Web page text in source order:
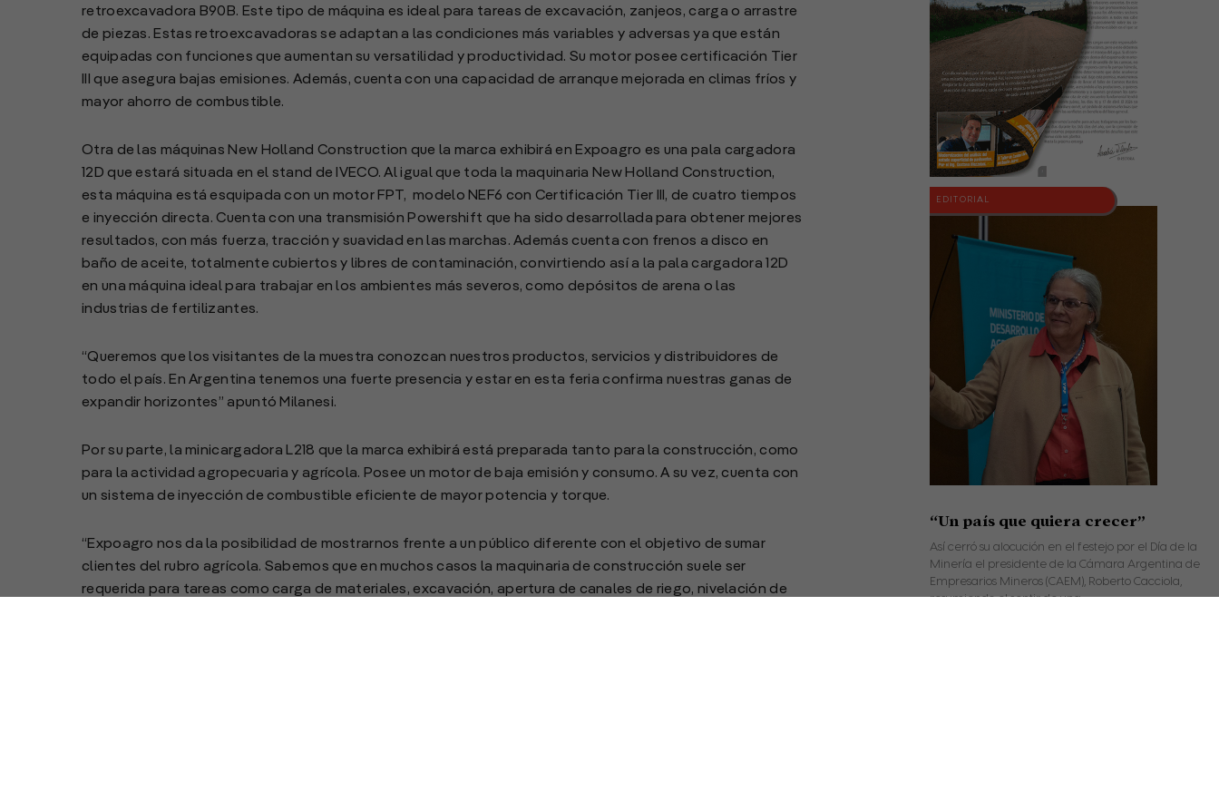
EDITORIAL
“Un país que quiera crecer”
Así cerró su alocución en el festejo por el Día de la
Minería el presidente de la Cámara Argentina de
Empresarios Mineros (CAEM), Roberto Cacciola,
resumiendo el sentir de una
retroexcavadora B90B. Este tipo de máquina es ideal para tareas de excavación, zanjeos, carga o arrastre
de piezas. Estas retroexcavadoras se adaptan a las condiciones más variables y adversas ya que están
equipadas con funciones que aumentan su versatilidad y productividad. Su motor posee certificación Tier
III que asegura bajas emisiones. Además, cuenta con una capacidad de arranque mejorada en climas fríos y
mayor ahorro de combustible.
Otra de las máquinas New Holland Construction que la marca exhibirá en Expoagro es una pala cargadora
12D que estará situada en el stand de IVECO. Al igual que toda la maquinaria New Holland Construction,
esta máquina está esquipada con un motor FPT, modelo NEF6 con Certificación Tier III, de cuatro tiempos
e inyección directa. Cuenta con una transmisión Powershift que ha sido desarrollada para obtener mejores
resultados, con más fuerza, tracción y suavidad en las marchas. Además cuenta con frenos a disco en
baño de aceite, totalmente cubiertos y libres de contaminación, convirtiendo así a la pala cargadora 12D
en una máquina ideal para trabajar en los ambientes más severos, como depósitos de arena o las
industrias de fertilizantes.
“Queremos que los visitantes de la muestra conozcan nuestros productos, servicios y distribuidores de
todo el país. En Argentina tenemos una fuerte presencia y estar en esta feria confirma nuestras ganas de
expandir horizontes” apuntó Milanesi.
Por su parte, la minicargadora L218 que la marca exhibirá está preparada tanto para la construcción, como
para la actividad agropecuaria y agrícola. Posee un motor de baja emisión y consumo. A su vez, cuenta con
un sistema de inyección de combustible eficiente de mayor potencia y torque.
“Expoagro nos da la posibilidad de mostrarnos frente a un público diferente con el objetivo de sumar
clientes del rubro agrícola. Sabemos que en muchos casos la maquinaria de construcción suele ser
requerida para tareas como carga de materiales, excavación, apertura de canales de riego, nivelación de